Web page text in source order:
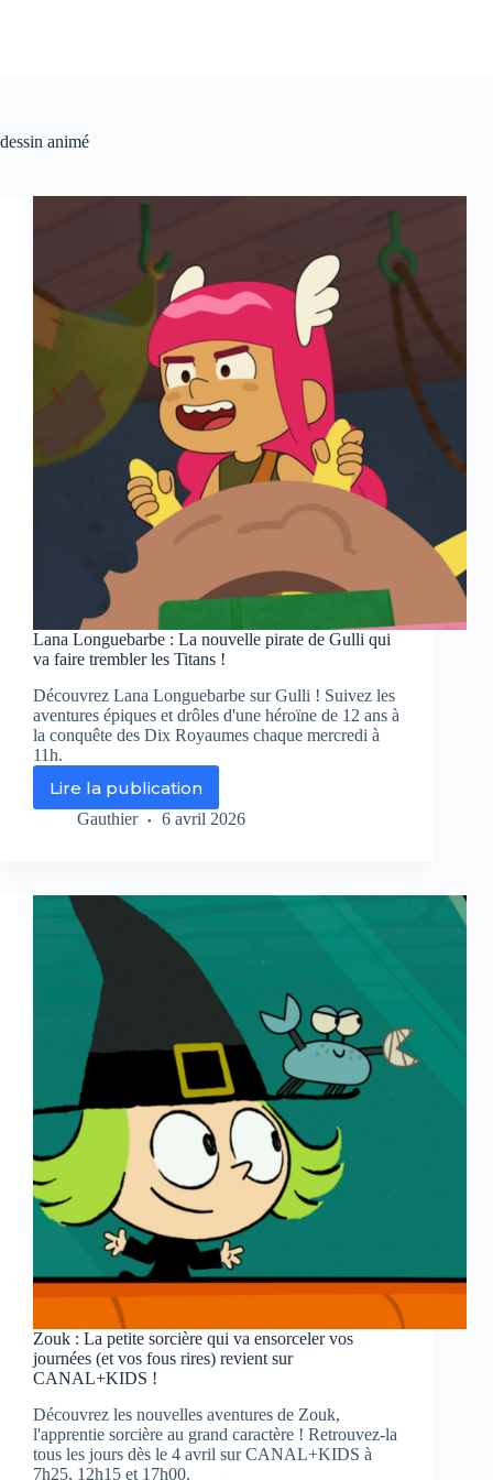
dessin animé
Lana Longuebarbe : La nouvelle pirate de Gulli qui
va faire trembler les Titans !
Découvrez Lana Longuebarbe sur Gulli ! Suivez les
aventures épiques et drôles d'une héroïne de 12 ans à
la conquête des Dix Royaumes chaque mercredi à
11h.
Lire la publication
Lana
Longuebarbe
pirate
de
les
Titans
Gauthier 6 avril 2026
Zouk : La petite sorcière qui va ensorceler vos
journées (et vos fous rires) revient sur
CANAL+KIDS !
Découvrez les nouvelles aventures de Zouk,
l'apprentie sorcière au grand caractère ! Retrouvez-la
tous les jours dès le 4 avril sur CANAL+KIDS à
7h25, 12h15 et 17h00.